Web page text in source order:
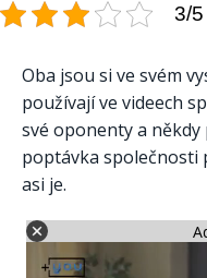
3/
Oba jsou si ve svém
používají ve videech
své oponenty a
poptávka společnosti
asi je.